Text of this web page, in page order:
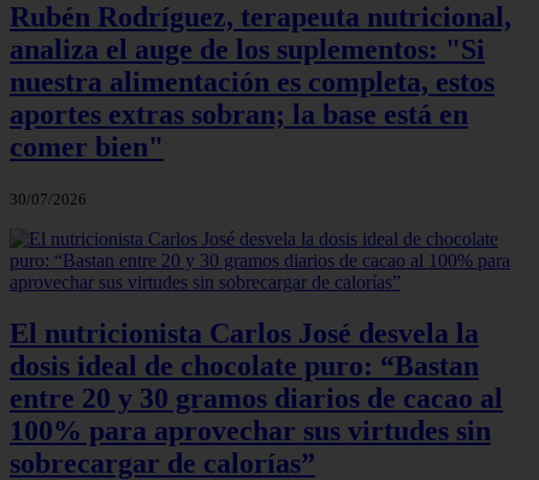
Rubén Rodríguez, terapeuta nutricional,
analiza el auge de los suplementos: "Si
nuestra alimentación es completa, estos
aportes extras sobran; la base está en
comer bien"
30/07/2026
El nutricionista Carlos José desvela la
dosis ideal de chocolate puro: “Bastan
entre 20 y 30 gramos diarios de cacao al
100% para aprovechar sus virtudes sin
sobrecargar de calorías”